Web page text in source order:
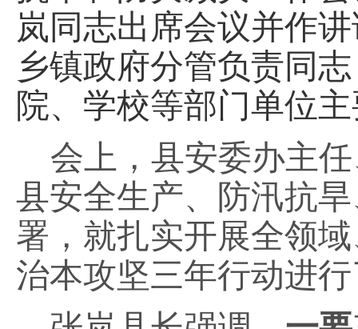
岚同志出席会议并作
乡镇政府分管负责同
院、学校等部门单位
会上，县安委办主
县安全生产、防汛抗
署，就扎实开展全领
治本攻坚三年行动进